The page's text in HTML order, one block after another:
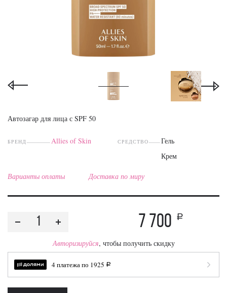
Автозагар для лица с SPF 50
БРЕНД Allies of Skin СРЕДСТВО
Гель
Крем
Варианты оплаты Доставка по миру
7 700 a
Авторизируйся, чтобы получить скидку
4 платежа по 1925 a